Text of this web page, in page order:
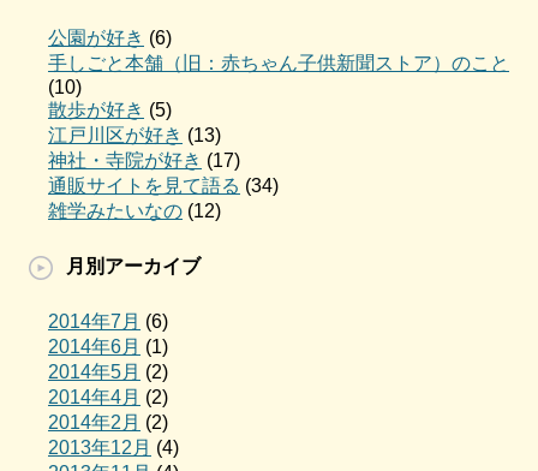
公園が好き (6)
手しごと本舗（旧：赤ちゃん子供新聞ストア）のこと
(10)
散歩が好き (5)
江戸川区が好き (13)
神社・寺院が好き (17)
通販サイトを見て語る (34)
雑学みたいなの (12)
月別アーカイブ
2014年7月 (6)
2014年6月 (1)
2014年5月 (2)
2014年4月 (2)
2014年2月 (2)
2013年12月 (4)